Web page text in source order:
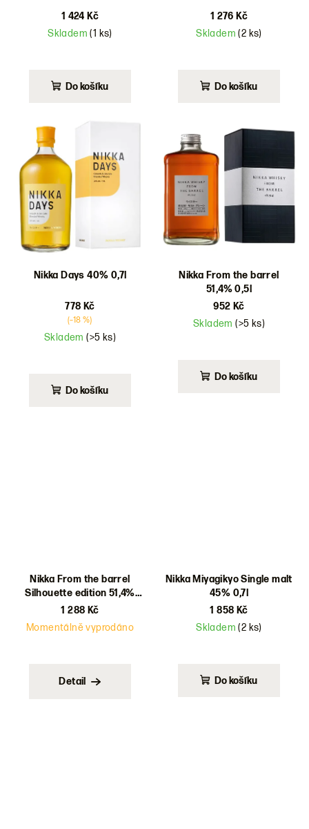
1 424 Kč
Skladem(1 ks)
Do košíku
1 276 Kč
Skladem(2 ks)
Do košíku
Nikka Days 40% 0,7l
778 Kč
(–18 %)
Skladem(>5 ks)
Do košíku
Nikka From the barrel
51,4% 0,5l
952 Kč
Skladem(>5 ks)
Do košíku
Nikka From the barrel
Silhouette edition 51,4%
0,5l
1 288 Kč
Momentálně vyprodáno
Detail
Nikka Miyagikyo Single malt
45% 0,7l
1 858 Kč
Skladem(2 ks)
Do košíku